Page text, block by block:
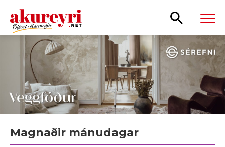
Leita
Magnaðir mánudagar